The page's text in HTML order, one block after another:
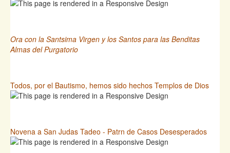
Ora con la Santsima Virgen y los Santos para las Benditas
Almas del Purgatorio
Todos, por el Bautismo, hemos sido hechos Templos de Dios
Novena a San Judas Tadeo - Patrn de Casos Desesperados